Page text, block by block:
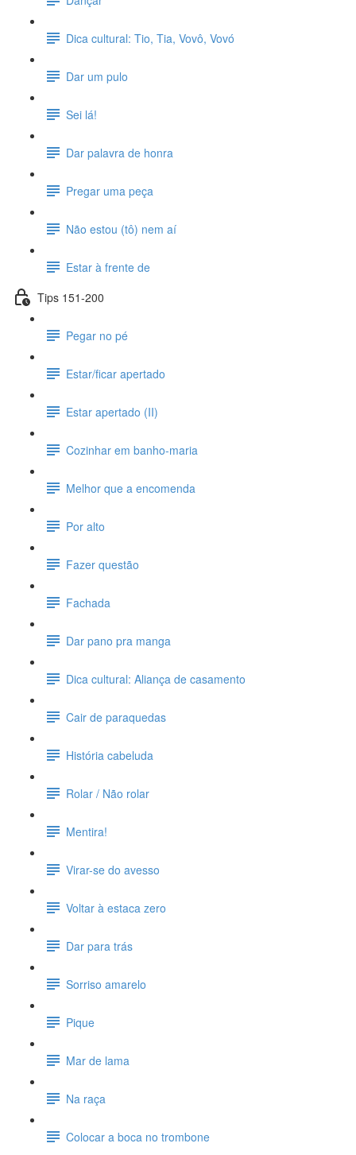
Dica cultural: Tio, Tia, Vovô, Vovó
Dar um pulo
Sei lá!
Dar palavra de honra
Pregar uma peça
Não estou (tô) nem aí
Estar à frente de
Tips 151-200
Pegar no pé
Estar/ficar apertado
Estar apertado (II)
Cozinhar em banho-maria
Melhor que a encomenda
Por alto
Fazer questão
Fachada
Dar pano pra manga
Dica cultural: Aliança de casamento
Cair de paraquedas
História cabeluda
Rolar / Não rolar
Mentira!
Virar-se do avesso
Voltar à estaca zero
Dar para trás
Sorriso amarelo
Pique
Mar de lama
Na raça
Colocar a boca no trombone